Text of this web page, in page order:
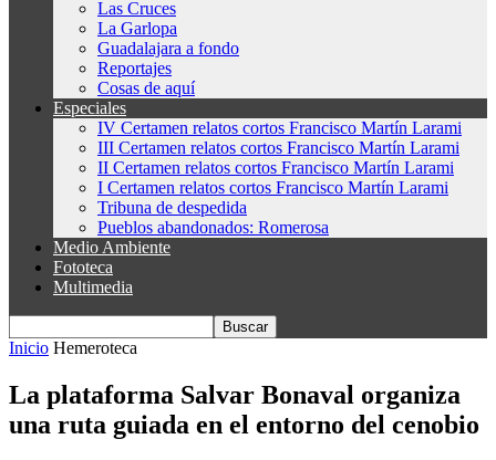
Las Cruces
La Garlopa
Guadalajara a fondo
Reportajes
Cosas de aquí
Especiales
IV Certamen relatos cortos Francisco Martín Larami
III Certamen relatos cortos Francisco Martín Larami
II Certamen relatos cortos Francisco Martín Larami
I Certamen relatos cortos Francisco Martín Larami
Tribuna de despedida
Pueblos abandonados: Romerosa
Medio Ambiente
Fototeca
Multimedia
Inicio Hemeroteca
La plataforma Salvar Bonaval organiza
una ruta guiada en el entorno del cenobio